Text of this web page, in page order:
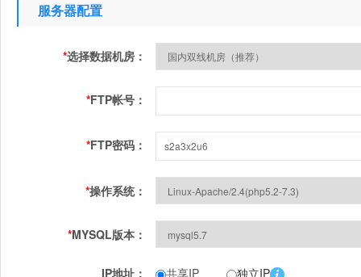
服务器配置
*选择数据机房：
*FTP帐号：
*FTP密码：
*操作系统：
*MYSQL版本：
IP地址： 共享IP 独立IP